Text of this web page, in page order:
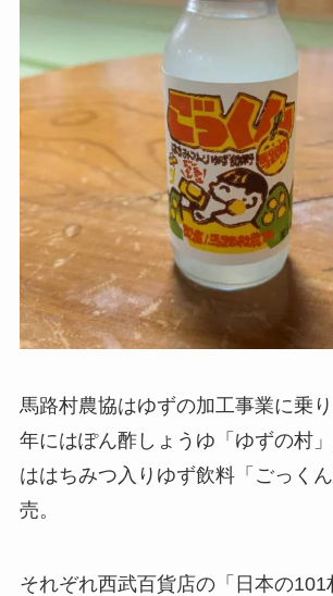
馬路村農協はゆずの加工事業に乗
年にはぽん酢しょうゆ「ゆずの村
ははちみつ入りゆず飲料「ごっく
売。
それぞれ西武百貨店の「日本の